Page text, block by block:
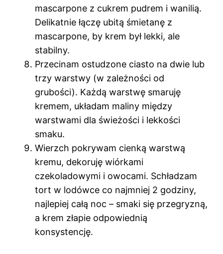
mascarpone z cukrem pudrem i wanilią.
Delikatnie łączę ubitą śmietanę z
mascarpone, by krem był lekki, ale
stabilny.
Przecinam ostudzone ciasto na dwie lub
trzy warstwy (w zależności od
grubości). Każdą warstwę smaruję
kremem, układam maliny między
warstwami dla świeżości i lekkości
smaku.
Wierzch pokrywam cienką warstwą
kremu, dekoruję wiórkami
czekoladowymi i owocami. Schładzam
tort w lodówce co najmniej 2 godziny,
najlepiej całą noc – smaki się przegryzną,
a krem złapie odpowiednią
konsystencję.